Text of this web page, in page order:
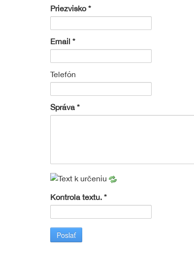
Priezvisko
Email
Telefón
Správa
Kontrola textu.
Poslať